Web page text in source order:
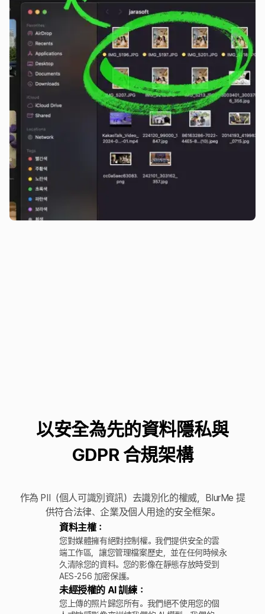
以安全為先的資料隱私與
GDPR 合規架構
作為 PII（個人可識別資訊）去識別化的權威，BlurMe 提
供符合法律、企業及個人用途的安全框架。
資料主權：
您對媒體擁有絕對控制權。我們提供安全的雲
端工作區，讓您管理檔案歷史，並在任何時候永
久清除您的資料。您的影像在靜態存放時受到
AES-256 加密保護。
未經授權的 AI 訓練：
您上傳的照片歸您所有。我們絕不使用您的個